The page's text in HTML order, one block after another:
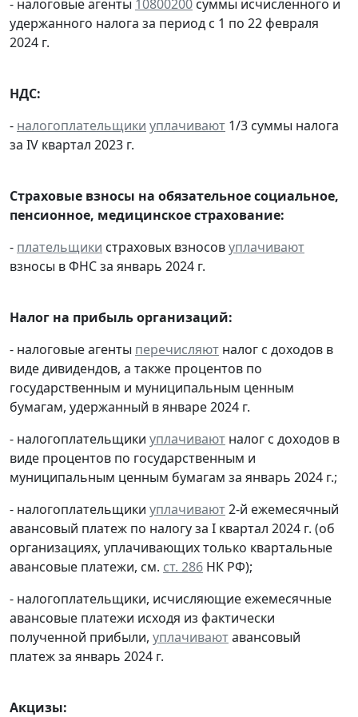
- налоговые агенты 10800200 суммы исчисленного и
удержанного налога за период с 1 по 22 февраля
2024 г.
НДС:
- налогоплательщики уплачивают 1/3 суммы налога
за IV квартал 2023 г.
Страховые взносы на обязательное социальное,
пенсионное, медицинское страхование:
- плательщики страховых взносовуплачивают
взносы в ФНС за январь 2024 г.
Налог на прибыль организаций:
- налоговые агенты перечисляют налог с доходов в
виде дивидендов, а также процентов по
государственным и муниципальным ценным
бумагам, удержанный в январе 2024 г.
- налогоплательщики уплачивают налог с доходов в
виде процентов по государственным и
муниципальным ценным бумагам за январь 2024 г.;
- налогоплательщики уплачивают2-й ежемесячный
авансовый платеж по налогу за I квартал 2024 г. (об
организациях, уплачивающих только квартальные
авансовые платежи, см. ст. 286 НК РФ);
- налогоплательщики, исчисляющие ежемесячные
авансовые платежи исходя из фактически
полученной прибыли, уплачиваютавансовый
платеж за январь 2024 г.
Акцизы: